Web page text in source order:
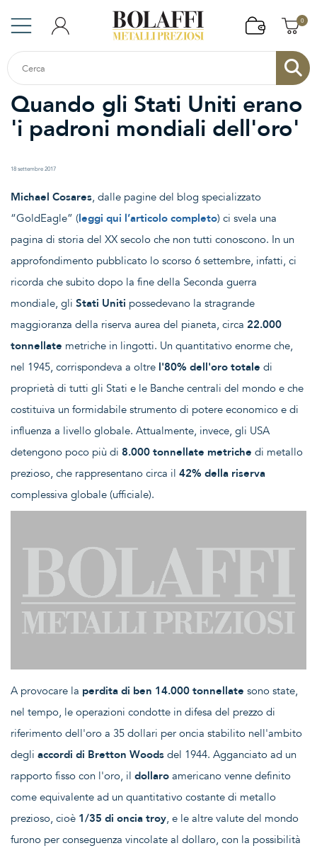
0
Quando gli Stati Uniti erano
'i padroni mondiali dell'oro'
18 settembre 2017
Michael Cosares, dalle pagine del blog specializzato
“GoldEagle” (leggi qui l’articolo completo) ci svela una
pagina di storia del XX secolo che non tutti conoscono. In un
approfondimento pubblicato lo scorso 6 settembre, infatti, ci
ricorda che subito dopo la fine della Seconda guerra
mondiale, gli Stati Uniti possedevano la stragrande
maggioranza della riserva aurea del pianeta, circa 22.000
tonnellate metriche in lingotti. Un quantitativo enorme che,
nel 1945, corrispondeva a oltre l'80% dell'oro totale di
proprietà di tutti gli Stati e le Banche centrali del mondo e che
costituiva un formidabile strumento di potere economico e di
influenza a livello globale. Attualmente, invece, gli USA
detengono poco più di 8.000 tonnellate metriche di metallo
prezioso, che rappresentano circa il 42% della riserva
complessiva globale (ufficiale).
A provocare la perdita di ben 14.000 tonnellate sono state,
nel tempo, le operazioni condotte in difesa del prezzo di
riferimento dell'oro a 35 dollari per oncia stabilito nell'ambito
degli accordi di Bretton Woods del 1944. Agganciato ad un
rapporto fisso con l'oro, il dollaro americano venne definito
come equivalente ad un quantitativo costante di metallo
prezioso, cioè 1/35 di oncia troy, e le altre valute del mondo
furono per conseguenza vincolate al dollaro, con la possibilità